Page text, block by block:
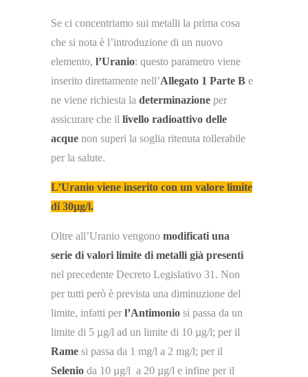
Se ci concentriamo sui metalli la prima cosa
che si nota è l’introduzione di un nuovo
elemento, l’Uranio: questo parametro viene
inserito direttamente nell’Allegato 1 Parte B e
ne viene richiesta la determinazione per
assicurare che il livello radioattivo delle
acque non superi la soglia ritenuta tollerabile
per la salute.
L’Uranio viene inserito con un valore limite
di 30µg/l.
Oltre all’Uranio vengono modificati una
serie di valori limite di metalli già presenti
nel precedente Decreto Legislativo 31. Non
per tutti però è prevista una diminuzione del
limite, infatti per l’Antimonio si passa da un
limite di 5 µg/l ad un limite di 10 µg/l; per il
Rame si passa da 1 mg/l a 2 mg/l; per il
Selenio da 10 µg/l a 20 µg/l e infine per il